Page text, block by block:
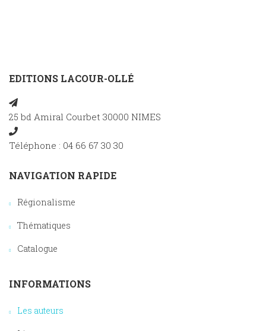
EDITIONS LACOUR-OLLÉ
25 bd Amiral Courbet 30000 NIMES
Téléphone : 04 66 67 30 30
NAVIGATION RAPIDE
Régionalisme
Thématiques
Catalogue
INFORMATIONS
Les auteurs